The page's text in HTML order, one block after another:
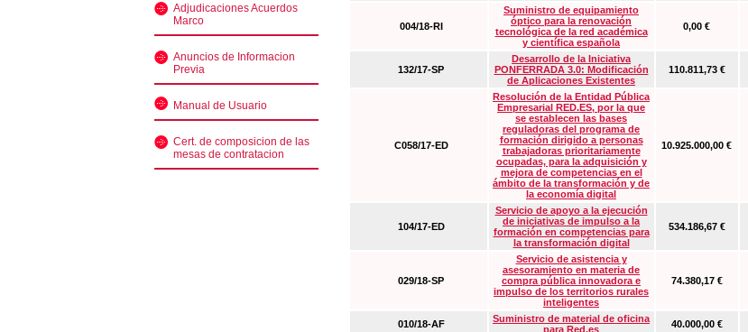
Adjudicaciones Acuerdos
Marco
Anuncios de Informacion
Previa
Manual de Usuario
Cert. de composicion de las
mesas de contratacion
004/18-RI
Suministro de equipamiento
óptico para la renovación
tecnológica de la red académica
y científica española
0,00 €
132/17-SP
Desarrollo de la Iniciativa
PONFERRADA 3.0: Modificación
de Aplicaciones Existentes
110.811,73 €
C058/17-ED
Resolución de la Entidad Pública
Empresarial RED.ES, por la que
se establecen las bases
reguladoras del programa de
formación dirigido a personas
trabajadoras prioritariamente
ocupadas, para la adquisición y
mejora de competencias en el
ámbito de la transformación y de
la economía digital
10.925.000,00 €
104/17-ED
Servicio de apoyo a la ejecución
de iniciativas de impulso a la
formación en competencias para
la transformación digital
534.186,67 €
029/18-SP
Servicio de asistencia y
asesoramiento en materia de
compra pública innovadora e
impulso de los territorios rurales
inteligentes
74.380,17 €
010/18-AF
Suministro de material de oficina
para Red.es
40.000,00 €